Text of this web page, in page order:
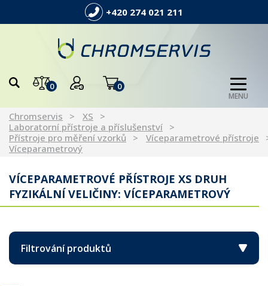
+420 274 021 211
0 0
MENU
Chromservis
XS
Laboratorní přístroje a příslušenství
Přístroje pro měření vzorků
Víceparametrové přístroje
Víceparametrový
VÍCEPARAMETROVÉ PŘÍSTROJE XS DRUH
FYZIKÁLNÍ VELIČINY: VÍCEPARAMETROVÝ
Filtrování produktů